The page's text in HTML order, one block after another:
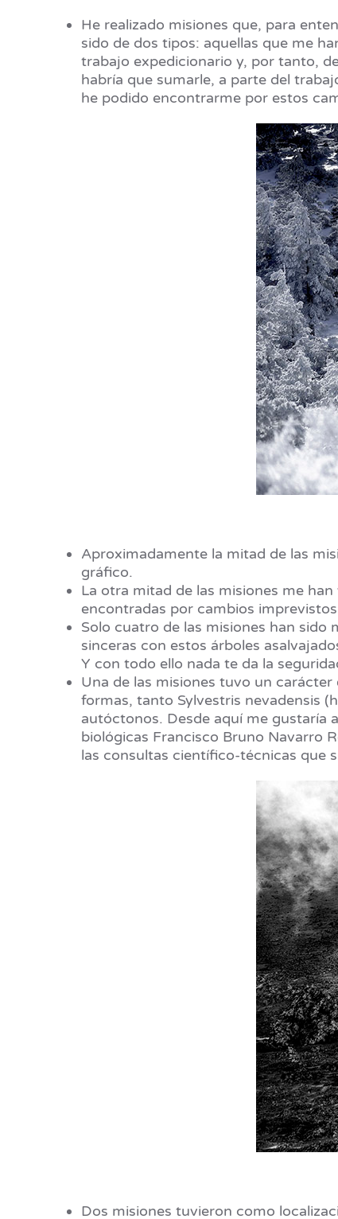
He realizado misiones que, para
sido de dos tipos: aquellas que me
trabajo expedicionario y, por tanto,
habría que sumarle, a parte del
he podido encontrarme por estos
Aproximadamente la mitad de las
gráfico.
La otra mitad de las misiones me
encontradas por cambios
Solo cuatro de las misiones han
sinceras con estos árboles
Y con todo ello nada te da la
Una de las misiones tuvo un
formas, tanto Sylvestris nevadensis
autóctonos. Desde aquí me gustaría
biológicas Francisco Bruno Navarro
las consultas científico-técnicas que
Dos misiones tuvieron como